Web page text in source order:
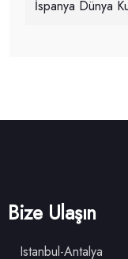
İspanya Dünya
Bize Ulaşın
Istanbul-Antalya